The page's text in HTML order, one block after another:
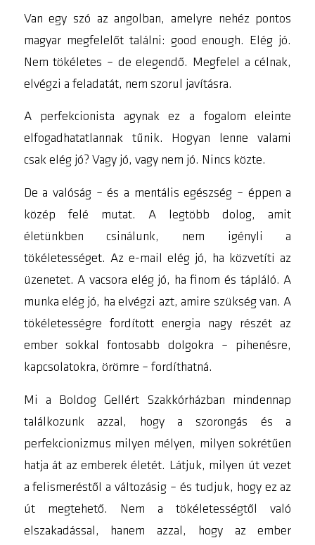
Van egy szó az angolban, amelyre nehéz pontos
magyar megfelelőt találni: good enough. Elég jó.
Nem tökéletes – de elegendő. Megfelel a célnak,
elvégzi a feladatát, nem szorul javításra.
A perfekcionista agynak ez a fogalom eleinte
elfogadhatatlannak tűnik. Hogyan lenne valami
csak elég jó? Vagy jó, vagy nem jó. Nincs közte.
De a valóság – és a mentális egészség – éppen a
közép felé mutat. A legtöbb dolog, amit
életünkben csinálunk, nem igényli a
tökéletességet. Az e-mail elég jó, ha közvetíti az
üzenetet. A vacsora elég jó, ha finom és tápláló. A
munka elég jó, ha elvégzi azt, amire szükség van. A
tökéletességre fordított energia nagy részét az
ember sokkal fontosabb dolgokra – pihenésre,
kapcsolatokra, örömre – fordíthatná.
Mi a Boldog Gellért Szakkórházban mindennap
találkozunk azzal, hogy a szorongás és a
perfekcionizmus milyen mélyen, milyen sokrétűen
hatja át az emberek életét. Látjuk, milyen út vezet
a felismeréstől a változásig – és tudjuk, hogy ez az
út megtehető. Nem a tökéletességtől való
elszakadással, hanem azzal, hogy az ember